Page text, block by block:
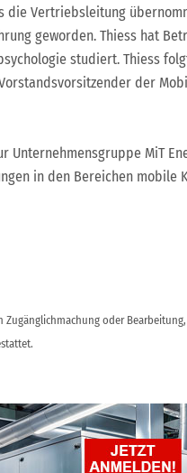
die Vertriebsleitung
geworden. Thiess hat
studiert. Thiess
der
Unternehmensgruppe MiT
in den Bereichen mobile
oder